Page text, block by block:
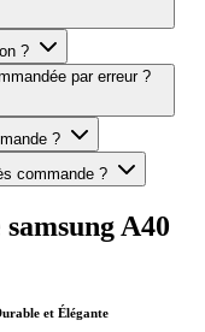
?
par erreur ?
?
commande ?
A40
et Élégante